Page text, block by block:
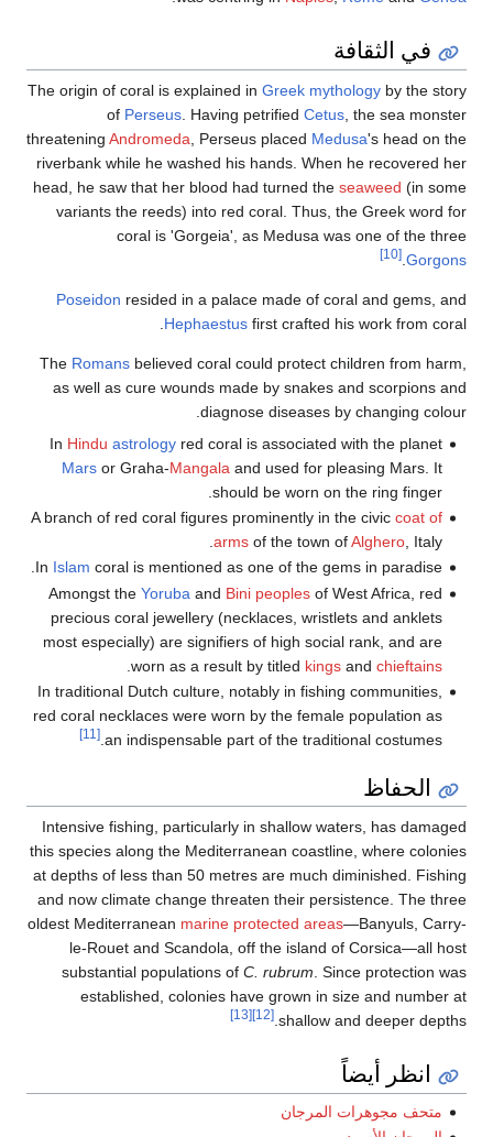
في الثقافة
The origin of coral is explained in Greek mythology by the story
of Perseus . Having petrified Cetus , the sea monster
threatening Andromeda , Perseus placed Medusa's head on the
riverbank while he washed his hands. When he recovered her
head, he saw that her blood had turned the seaweed (in some
variants the reeds) into red coral. Thus, the Greek word for
coral is 'Gorgeia', as Medusa was one of the three
Gorgons
[10]
Poseidon resided in a palace made of coral and gems, and
Hephaestus first crafted his work from coral.
The Romans believed coral could protect children from harm,
as well as cure wounds made by snakes and scorpions and
diagnose diseases by changing colour.
In Hindu astrologyred coral is associated with the planet
Marsor Graha-Mangala and used for pleasing Mars. It
should be worn on the ring finger.
A branch of red coral figures prominently in the civic coat of
armsof the town ofAlghero, Italy.
In Islam coral is mentioned as one of the gems in paradise.
Amongst the Yoruba and Bini peoplesof West Africa, red
precious coral jewellery (necklaces, wristlets and anklets
most especially) are signifiers of high social rank, and are
worn as a result by titled kingsand chieftains
In traditional Dutch culture, notably in fishing communities,
red coral necklaces were worn by the female population as
an indispensable part of the traditional costumes.
[11]
الحفاظ
Intensive fishing, particularly in shallow waters, has damaged
this species along the Mediterranean coastline, where colonies
at depths of less than 50 metres are much diminished. Fishing
and now climate change threaten their persistence. The three
oldest Mediterranean marine protected areas—Banyuls, Carry-
le-Rouet and Scandola, off the island of Corsica—all host
substantial populations of C. rubrum. Since protection was
established, colonies have grown in size and number at
shallow and deeper depths.
[12]
[13]
انظر أيضاً
متحف مجوهرات المرجان